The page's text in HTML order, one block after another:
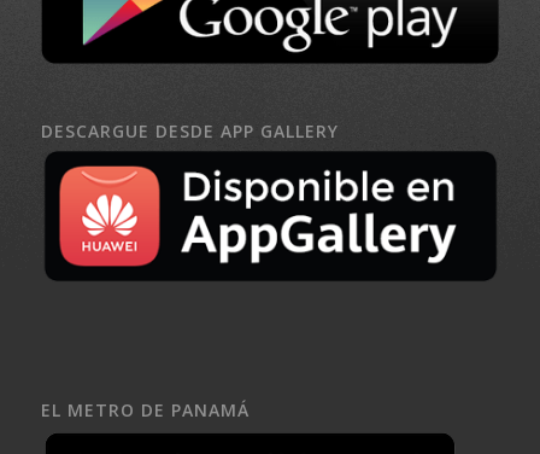
DESCARGUE DESDE APP GALLERY
EL METRO DE PANAMÁ